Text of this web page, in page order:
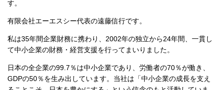
す。
有限会社エーエスシー代表の遠藤信行です。
私は35年間企業財務に携わり、2002年の独立から24年間、一貫し
て中小企業の財務・経営支援を行ってまいりました。
日本の全企業の99.7％は中小企業であり、労働者の70％が働き、
GDPの50％を生み出しています。当社は「中小企業の成長を支え